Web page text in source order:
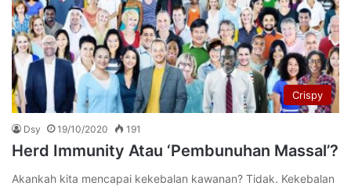
Crispy
Dsy 19/10/2020 191
Herd Immunity Atau ‘Pembunuhan Massal’?
Akankah kita mencapai kekebalan kawanan? Tidak. Kekebalan